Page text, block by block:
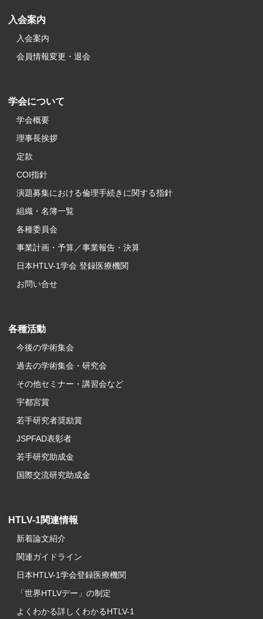
入会案内
入会案内
会員情報変更・退会
学会について
学会概要
理事長挨拶
定款
COI指針
演題募集における倫理手続きに関する指針
組織・名簿一覧
各種委員会
事業計画・予算／事業報告・決算
日本HTLV-1学会 登録医療機関
お問い合せ
各種活動
今後の学術集会
過去の学術集会・研究会
その他セミナー・講習会など
宇都宮賞
若手研究者奨励賞
JSPFAD表彰者
若手研究助成金
国際交流研究助成金
HTLV-1関連情報
新着論文紹介
関連ガイドライン
日本HTLV-1学会登録医療機関
「世界HTLVデー」の制定
よくわかる詳しくわかるHTLV-1